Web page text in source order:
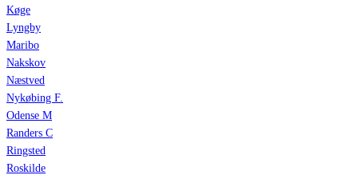
Køge
Lyngby
Maribo
Nakskov
Næstved
Nykøbing F.
Odense M
Randers C
Ringsted
Roskilde